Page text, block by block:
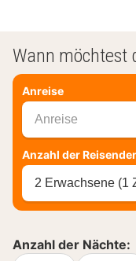
Wann möchtest
Anreise
Anreise
Anzahl der
2 Erwachsene (1
Anzahl der Nächte: